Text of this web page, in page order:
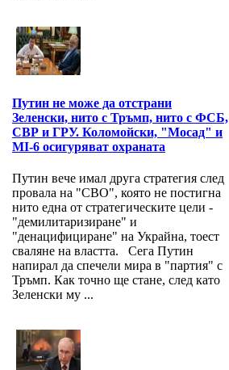
Путин не може да отстрани
Зеленски, нито с Тръмп, нито с ФСБ,
СВР и ГРУ. Коломойски, "Мосад" и
MI-6 осигуряват охраната
Путин вече имал друга стратегия след
провала на "СВО", която не постигна
нито една от стратегическите цели -
"демилитаризиране" и
"денацифициране" на Украйна, тоест
сваляне на властта. Сега Путин
напирал да спечели мира в "партия" с
Тръмп. Как точно ще стане, след като
Зеленски му ...